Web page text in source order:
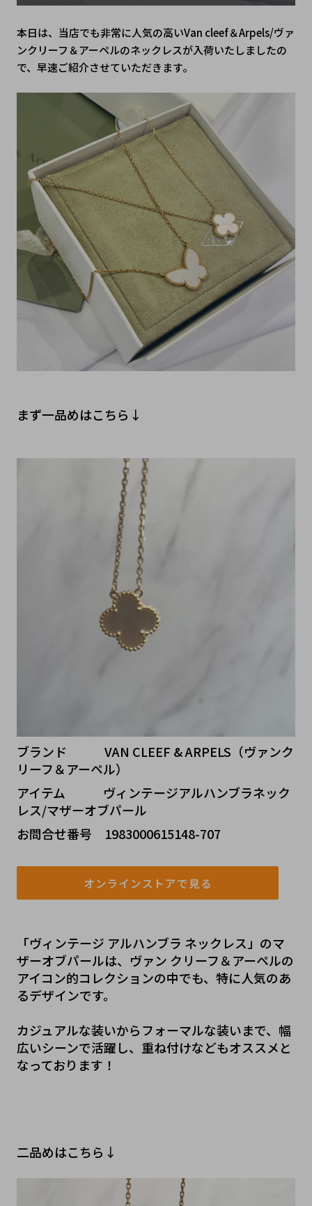
本日は、当店でも非常に人気の高いVan cleef＆Arpels/ヴァ
ンクリーフ＆アーペルのネックレスが入荷いたしましたの
で、早速ご紹介させていただきます。
まず一品めはこちら↓
ブランド   VAN CLEEF & ARPELS（ヴァンク
リーフ＆アーペル）
アイテム   ヴィンテージアルハンブラネック
レス/マザーオブパール
お問合せ番号 1983000615148-707
オンラインストアで見る
「ヴィンテージ アルハンブラ ネックレス」のマ
ザーオブパールは、ヴァン クリーフ＆アーペルの
アイコン的コレクションの中でも、特に人気のあ
るデザインです。
カジュアルな装いからフォーマルな装いまで、幅
広いシーンで活躍し、重ね付けなどもオススメと
なっております！
二品めはこちら↓